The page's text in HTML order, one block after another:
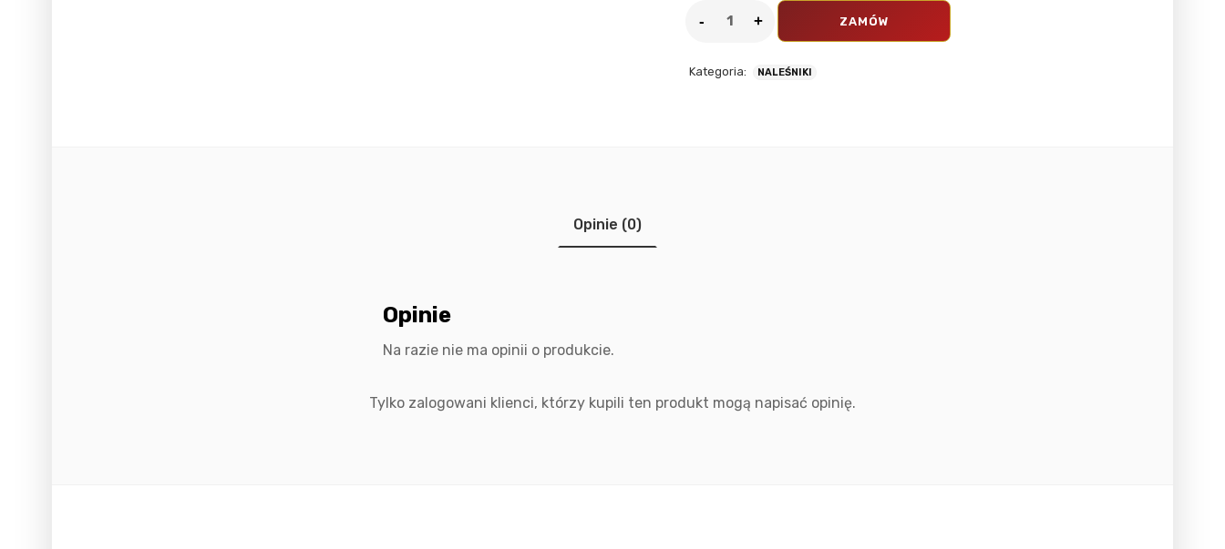
ZAMÓW
Kategoria: NALEŚNIKI
Opinie (0)
Opinie
Na razie nie ma opinii o produkcie.
Tylko zalogowani klienci, którzy kupili ten produkt mogą napisać opinię.